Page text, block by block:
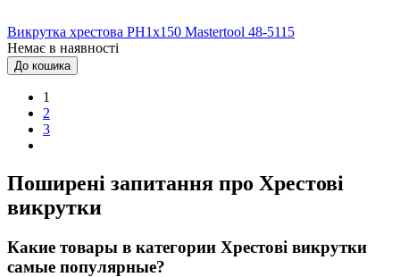
Викрутка хрестова РН1x150 Mastertool 48-5115
Немає в наявності
До кошика
1
2
3
Поширені запитання про Хрестові
викрутки
Какие товары в категории Хрестові викрутки
самые популярные?